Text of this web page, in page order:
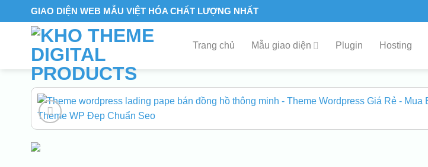
to
GIAO DIỆN WEB MẪU VIỆT HÓA CHẤT LƯỢNG NHẤT
Trang chủ Mẫu giao diện Plugin Hosting